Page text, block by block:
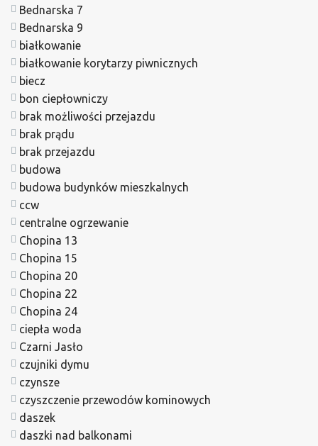
Bednarska 7
Bednarska 9
białkowanie
białkowanie korytarzy piwnicznych
biecz
bon ciepłowniczy
brak możliwości przejazdu
brak prądu
brak przejazdu
budowa
budowa budynków mieszkalnych
ccw
centralne ogrzewanie
Chopina 13
Chopina 15
Chopina 20
Chopina 22
Chopina 24
ciepła woda
Czarni Jasło
czujniki dymu
czynsze
czyszczenie przewodów kominowych
daszek
daszki nad balkonami